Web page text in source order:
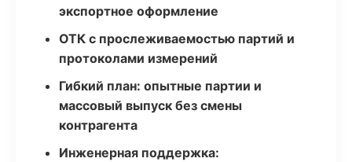
экспортное оформление
ОТК с прослеживаемостью партий и
протоколами измерений
Гибкий план: опытные партии и
массовый выпуск без смены
контрагента
Инженерная поддержка: